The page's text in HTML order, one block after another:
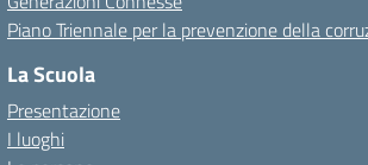
Piano Triennale per la prevenzione della
La Scuola
Presentazione
I luoghi